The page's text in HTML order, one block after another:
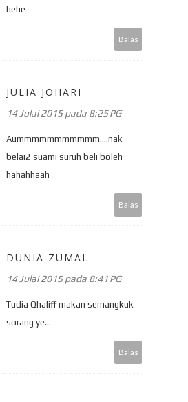
hehe
Balas
JULIA JOHARI
14 Julai 2015 pada 8:25 PG
Aummmmmmmmmmm....nak
belai2 suami suruh beli boleh
hahahhaah
Balas
DUNIA ZUMAL
14 Julai 2015 pada 8:41 PG
Tudia Qhaliff makan semangkuk
sorang ye...
Balas